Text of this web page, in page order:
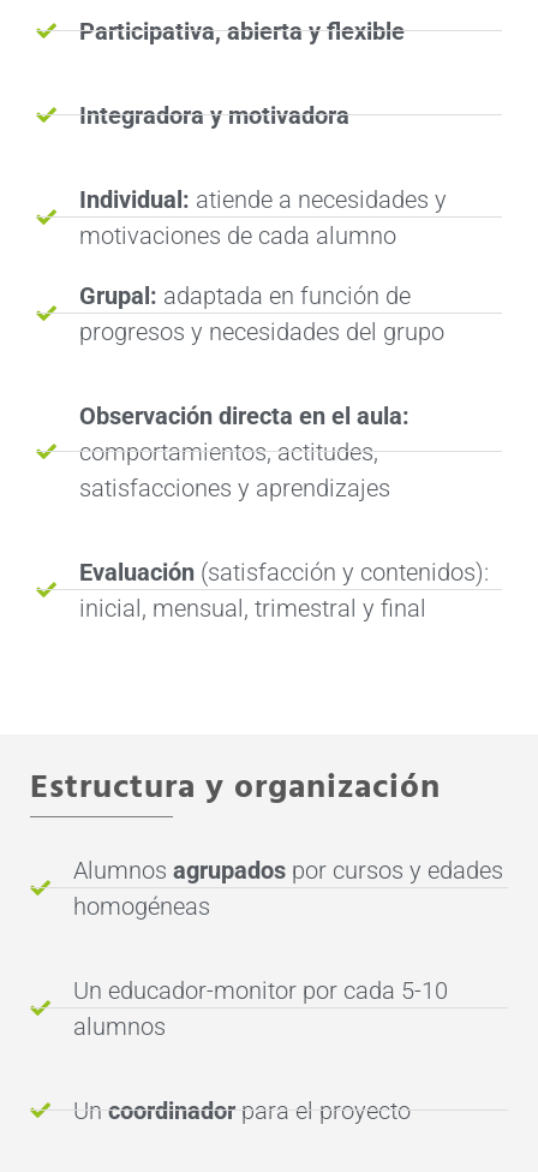
Participativa, abierta y flexible
Integradora y motivadora
Individual: atiende a necesidades y
motivaciones de cada alumno
Grupal: adaptada en función de
progresos y necesidades del grupo
Observación directa en el aula:
comportamientos, actitudes,
satisfacciones y aprendizajes
Evaluación (satisfacción y contenidos):
inicial, mensual, trimestral y final
Estructura y organización​
Alumnosagrupados por cursos y edades
homogéneas
Un educador-monitor por cada 5-10
alumnos
Uncoordinador para el proyecto